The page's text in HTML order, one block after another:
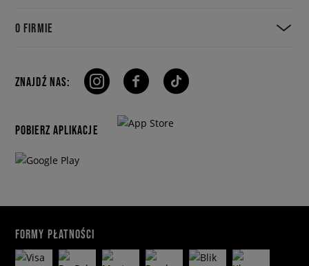
O FIRMIE
ZNAJDŹ NAS:
POBIERZ APLIKACJE
FORMY PŁATNOŚCI